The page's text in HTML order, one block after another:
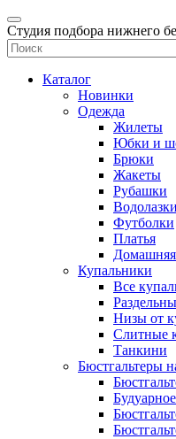
Студия подбора нижнего
Каталог
Новинки
Одежда
Жилеты
Юбки и
Брюки
Жакеты
Рубашки
Водолазки
Футболки
Платья
Купальники
Все
Низы от
Слитные
Танкини
Бюстгальтеры